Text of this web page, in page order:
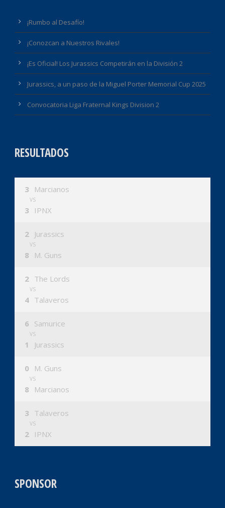
¡Rumbo al Desafío!
¡Conozcan a Nuestros Rivales!
¡Es Oficial! Los Jurassics Competirán en la División 2
Jurassics, a un paso de la Miguel Porter Memorial Cup 2025
Convocatoria Liga Fraternal Kings Division 2
RESULTADOS
Marcianos
3
VS
3 IPNX
Jurassics
2
VS
8 M. Guns
The Lords
2
VS
4 Talaveros
Samurice
6
VS
1 Jurassics
M. Guns
0
VS
8 Marcianos
Talaveros
3
VS
2 IPNX
SPONSOR